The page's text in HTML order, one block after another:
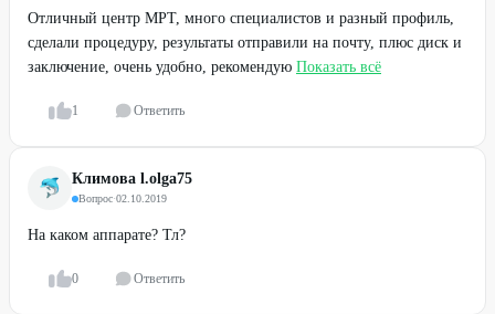
Отличный центр МРТ, много специалистов и разный профиль,
сделали процедуру, результаты отправили на почту, плюс диск и
заключение, очень удобно, рекомендую Показать всё
1 Ответить
Климова l.olga75
Вопрос·02.10.2019
На каком аппарате? Тл?
0 Ответить